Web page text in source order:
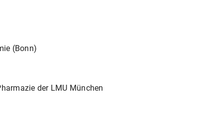
(Bonn)
der LMU München